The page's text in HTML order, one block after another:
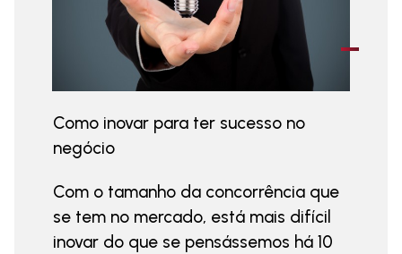
Como inovar para ter sucesso no
negócio
Com o tamanho da concorrência que
se tem no mercado, está mais difícil
inovar do que se pensássemos há 10